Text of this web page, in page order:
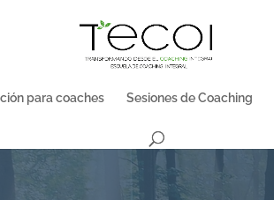
para coaches Sesiones de Coaching